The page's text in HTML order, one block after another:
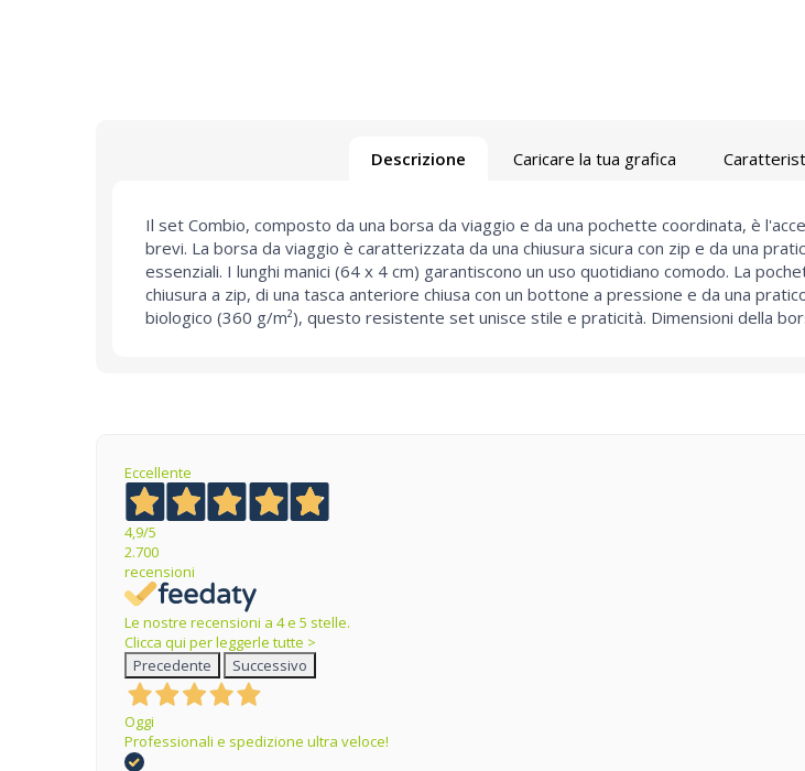
Descrizione Caricare la tua grafica
Il set Combio, composto da una borsa da viaggio e da una pochette coordinata, è
brevi. La borsa da viaggio è caratterizzata da una chiusura sicura con zip e da una
essenziali. I lunghi manici (64 x 4 cm) garantiscono un uso quotidiano comodo. La
chiusura a zip, di una tasca anteriore chiusa con un bottone a pressione e da una
biologico (360 g/m²), questo resistente set unisce stile e praticità. Dimensioni della
Eccellente
4,9/5
2.700
recensioni
Le nostre recensioni a 4 e 5 stelle.
Clicca qui per leggerle tutte >
Precedente
Successivo
Oggi
Professionali e spedizione ultra veloce!